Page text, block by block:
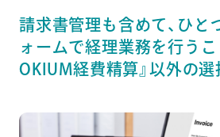
請求書管理も含めて、ひと
ォームで経理業務を行うこ
OKIUM経費精算』以外の